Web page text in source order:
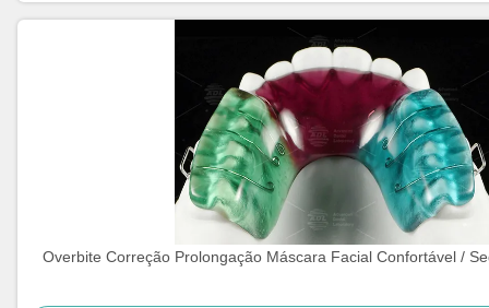
Overbite Correção Prolongação Máscara Facial Confortável /